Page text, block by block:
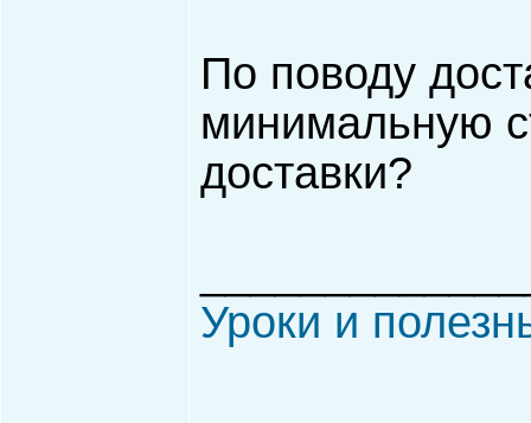
По поводу
минимальную
доставки?
Уроки и